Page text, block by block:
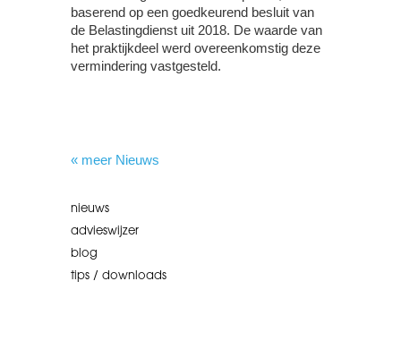
baserend op een goedkeurend besluit van
de Belastingdienst uit 2018. De waarde van
het praktijkdeel werd overeenkomstig deze
vermindering vastgesteld.
« meer Nieuws
nieuws
advieswijzer
blog
tips / downloads